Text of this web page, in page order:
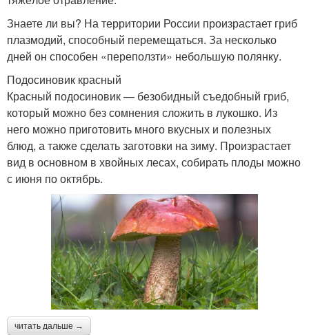
Знаете ли вы? На территории России произрастает гриб
плазмодий, способный перемещаться. За несколько
дней он способен «переползти» небольшую полянку.
Подосиновик красный
Красный подосиновик — безобидный съедобный гриб,
который можно без сомнения сложить в лукошко. Из
него можно приготовить много вкусных и полезных
блюд, а также сделать заготовки на зиму. Произрастает
вид в основном в хвойных лесах, собирать плоды можно
с июня по октябрь.
читать дальше →